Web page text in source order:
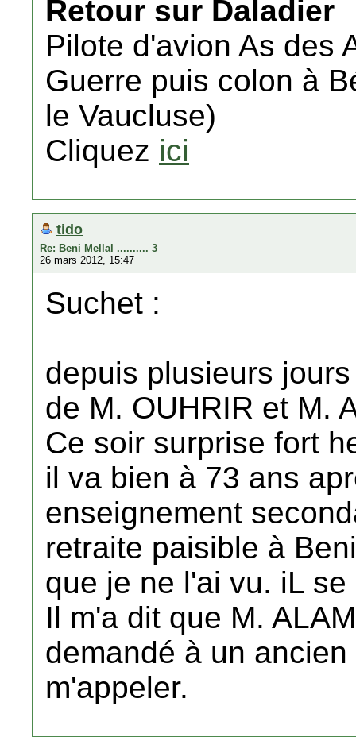
Retour sur Daladier
Pilote d'avion As des
Guerre puis colon à
le Vaucluse)
Cliquez ici
tido
Re: Beni Mellal .......... 3
26 mars 2012, 15:47
Suchet :
depuis plusieurs
de M. OUHRIR et M.
Ce soir surprise fort
il va bien à 73 ans
enseignement
retraite paisible à
que je ne l'ai vu. iL
Il m'a dit que M.
demandé à un
m'appeler.